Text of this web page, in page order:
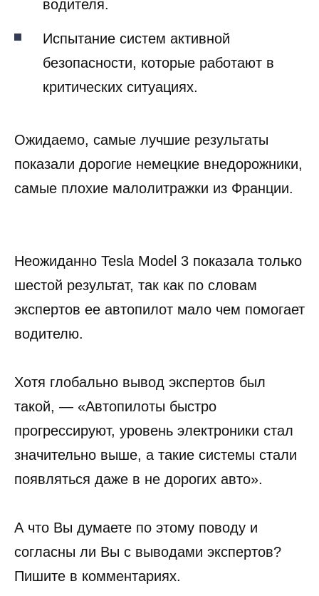
водителя.
Испытание систем активной
безопасности, которые работают в
критических ситуациях.
Ожидаемо, самые лучшие результаты
показали дорогие немецкие внедорожники,
самые плохие малолитражки из Франции.
Неожиданно Tesla Model 3 показала только
шестой результат, так как по словам
экспертов ее автопилот мало чем помогает
водителю.
Хотя глобально вывод экспертов был
такой, — «Автопилоты быстро
прогрессируют, уровень электроники стал
значительно выше, а такие системы стали
появляться даже в не дорогих авто».
А что Вы думаете по этому поводу и
согласны ли Вы с выводами экспертов?
Пишите в комментариях.